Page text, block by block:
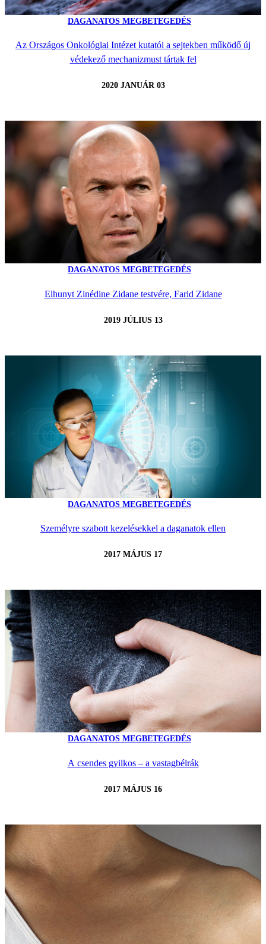
DAGANATOS MEGBETEGEDÉS
Az Országos Onkológiai Intézet kutatói a sejtekben működő új
védekező mechanizmust tártak fel
2020 JANUÁR 03
DAGANATOS MEGBETEGEDÉS
Elhunyt Zinédine Zidane testvére, Farid Zidane
2019 JÚLIUS 13
DAGANATOS MEGBETEGEDÉS
Személyre szabott kezelésekkel a daganatok ellen
2017 MÁJUS 17
DAGANATOS MEGBETEGEDÉS
A csendes gyilkos – a vastagbélrák
2017 MÁJUS 16